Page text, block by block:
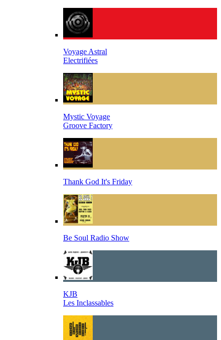
Voyage Astral
Electrifiées
Mystic Voyage
Groove Factory
Thank God It's Friday
Be Soul Radio Show
KJB
Les Inclassables